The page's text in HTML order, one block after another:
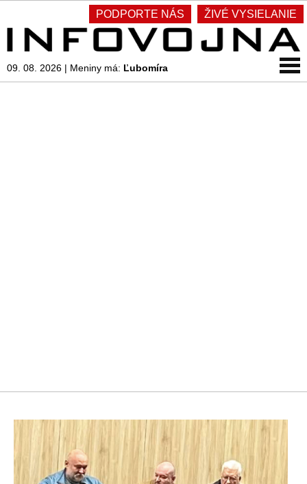
PODPORTE NÁS ŽIVÉ VYSIELANIE
09. 08. 2026 | Meniny má: Ľubomíra